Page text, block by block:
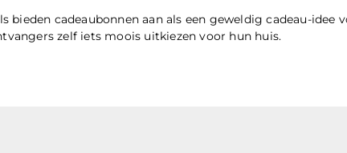
bieden cadeaubonnen aan als een geweldig cadeau-idee
zelf iets moois uitkiezen voor hun huis.